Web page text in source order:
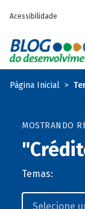
Acessibilidade
Página Inicial
MOSTRANDO
Temas: